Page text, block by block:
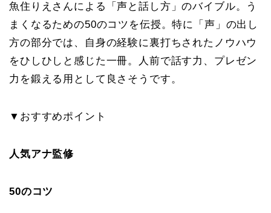
魚住りえさんによる「声と話し方」のバイブル。う
まくなるための50のコツを伝授。特に「声」の出し
方の部分では、自身の経験に裏打ちされたノウハウ
をひしひしと感じた一冊。人前で話す力、プレゼン
力を鍛える用として良さそうです。
▼おすすめポイント
人気アナ監修
50のコツ